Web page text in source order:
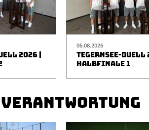
2026 |
06.08.2026
TEGERNSEE-DUELL
HALBFINALE 1